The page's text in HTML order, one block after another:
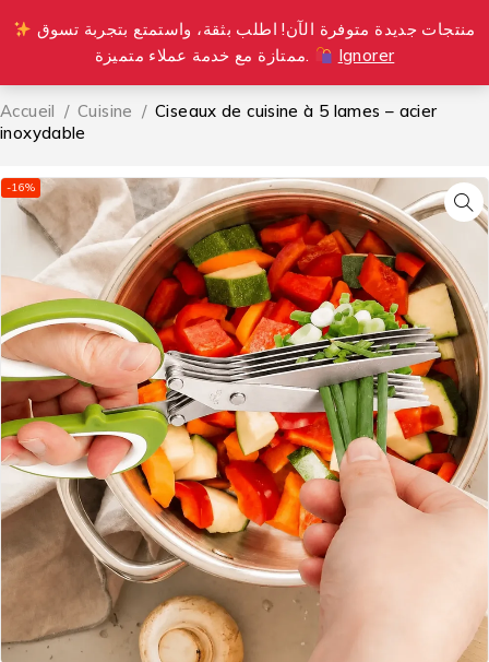
ممتازة مع خدمة عملاء متميزة.
Ignorer
0
Accueil / Cuisine / Ciseaux de cuisine à 5 lames – acier
inoxydable
-16%